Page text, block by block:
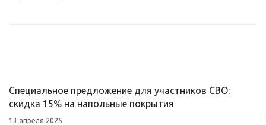
Специальное предложение для участников СВО:
скидка 15% на напольные покрытия
13 апреля 2025